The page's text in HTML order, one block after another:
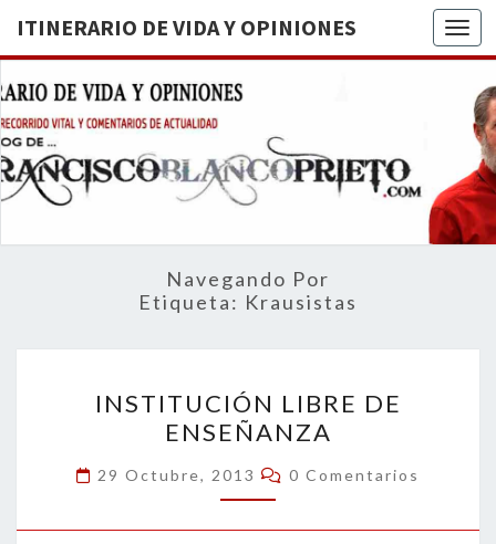
ITINERARIO DE VIDA Y OPINIONES
DE
BREVE
RECORRIDO
VITAL Y
ACTUALIDAD
Navegando Por
Etiqueta: Krausistas
LIBRE
DE
ENSEÑANZA
INSTITUCIÓN LIBRE DE
ENSEÑANZA
29 Octubre, 2013 Comentarios
0 Comentarios